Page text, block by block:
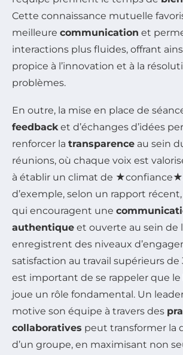
Cette connaissance mutuelle
meilleure communication et
interactions plus fluides, offrant
propice à l’innovation et à la
problèmes.
En outre, la mise en place de
feedbacket d’échanges d’idées
renforcer la transparence au sein
réunions, où chaque voix est
à établir un climat de
d’exemple, selon un rapport
qui encouragent une
authentique et ouverte au sein de
enregistrent des niveaux
satisfaction au travail supérieurs de
est important de se rappeler que le
joue un rôle fondamental. Un
motive son équipe à travers des
collaboratives peut transformer la
d’un groupe, en maximisant non